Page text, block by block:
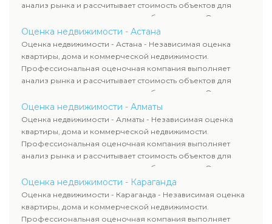
анализ рынка и рассчитывает стоимость объектов для
продажи, ипотеки, аренды и судебных споров. Оценка
недвижимости включает современные методы и
гарантирует объективные результаты. Отчеты
используются для банков, судов и страховых компаний по
всему Казахстану.
Оценка недвижимости - Астана
Оценка недвижимости - Астана - Независимая оценка
квартиры, дома и коммерческой недвижимости.
Профессиональная оценочная компания выполняет
анализ рынка и рассчитывает стоимость объектов для
продажи, ипотеки, аренды и судебных споров. Оценка
недвижимости включает современные методы и
гарантирует объективные результаты. Отчеты
используются для банков, судов и страховых компаний по
всему Казахстану.
Оценка недвижимости - Алматы
Оценка недвижимости - Алматы - Независимая оценка
квартиры, дома и коммерческой недвижимости.
Профессиональная оценочная компания выполняет
анализ рынка и рассчитывает стоимость объектов для
продажи, ипотеки, аренды и судебных споров. Оценка
недвижимости включает современные методы и
гарантирует объективные результаты. Отчеты
используются для банков, судов и страховых компаний по
всему Казахстану.
Оценка недвижимости - Караганда
Оценка недвижимости - Караганда - Независимая оценка
квартиры, дома и коммерческой недвижимости.
Профессиональная оценочная компания выполняет